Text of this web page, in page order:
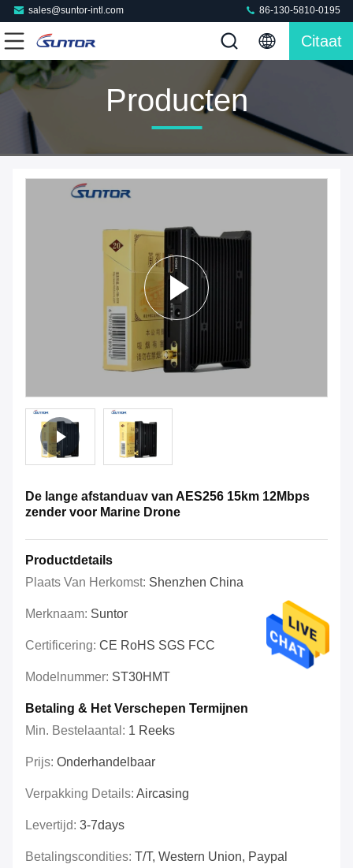
sales@suntor-intl.com 86-130-5810-0195
Citaat
Producten
De lange afstanduav van AES256 15km 12Mbps
zender voor Marine Drone
Productdetails
Plaats Van Herkomst: Shenzhen China
Merknaam: Suntor
Certificering: CE RoHS SGS FCC
Modelnummer: ST30HMT
Betaling & Het Verschepen Termijnen
Min. Bestelaantal: 1 Reeks
Prijs: Onderhandelbaar
Verpakking Details: Aircasing
Levertijd: 3-7days
Betalingscondities: T/T, Western Union, Paypal